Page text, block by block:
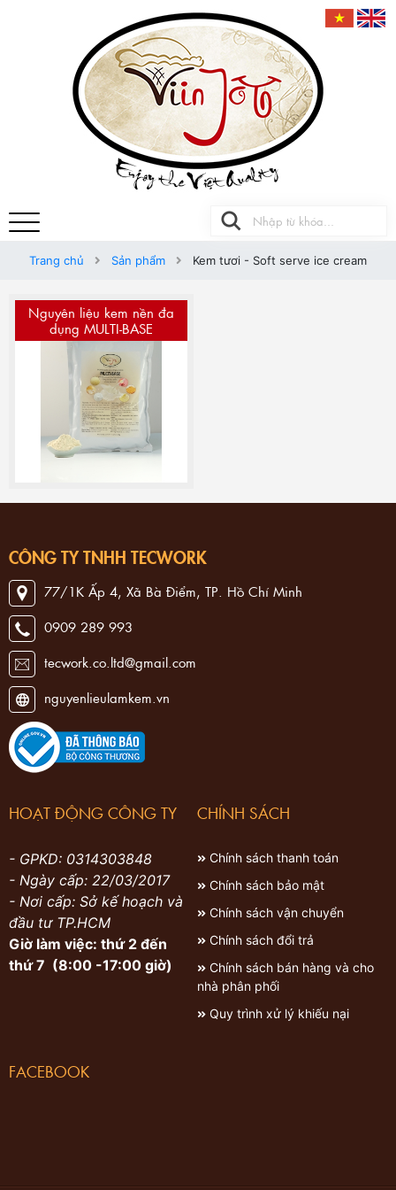
Trang chủ Sản phẩm Kem tươi - Soft serve ice cream
Nguyên liệu kem nền đa
dụng MULTI-BASE
CÔNG TY TNHH TECWORK
77/1K Ấp 4, Xã Bà Điểm, TP. Hồ Chí Minh
0909 289 993
tecwork.co.ltd@gmail.com
nguyenlieulamkem.vn
HOẠT ĐỘNG CÔNG TY
- GPKD: 0314303848
- Ngày cấp: 22/03/2017
- Nơi cấp: Sở kế hoạch và
đầu tư TP.HCM
Giờ làm việc: thứ 2 đến
thứ 7 (8:00 -17:00 giờ)
CHÍNH SÁCH
Chính sách thanh toán
Chính sách bảo mật
Chính sách vận chuyển
Chính sách đổi trả
Chính sách bán hàng và cho
nhà phân phối
Quy trình xử lý khiếu nại
FACEBOOK